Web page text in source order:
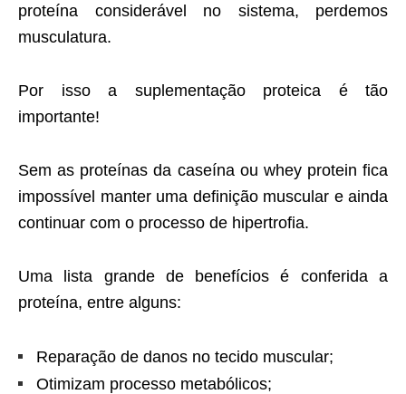
proteína considerável no sistema, perdemos
musculatura.
Por isso a suplementação proteica é tão
importante!
Sem as proteínas da caseína ou whey protein fica
impossível manter uma definição muscular e ainda
continuar com o processo de hipertrofia.
Uma lista grande de benefícios é conferida a
proteína, entre alguns:
Reparação de danos no tecido muscular;
Otimizam processo metabólicos;